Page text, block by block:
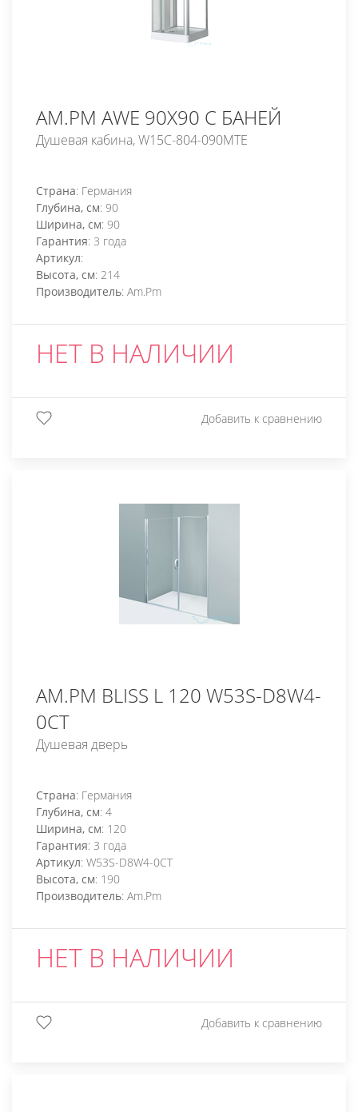
AM.PM AWE 90X90 С БАНЕЙ
Душевая кабина, W15C-804-090MTE
Страна: Германия
Глубина, см: 90
Ширина, см: 90
Гарантия: 3 года
Артикул:
Высота, см: 214
Производитель: Am.Pm
НЕТ В НАЛИЧИИ
Добавить к сравнению
AM.PM BLISS L 120 W53S-D8W4-
0CT
Душевая дверь
Страна: Германия
Глубина, см: 4
Ширина, см: 120
Гарантия: 3 года
Артикул: W53S-D8W4-0CT
Высота, см: 190
Производитель: Am.Pm
НЕТ В НАЛИЧИИ
Добавить к сравнению